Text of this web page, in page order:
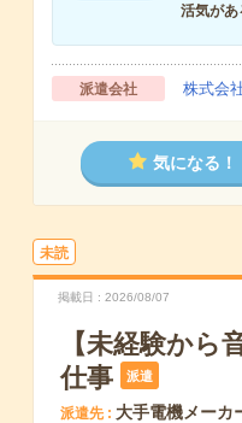
活気があ
派遣会社 株式会
気になる！
未読
掲載日 2026/08/07
【未経験か
仕事
派遣
派遣先 大手電機メーカ